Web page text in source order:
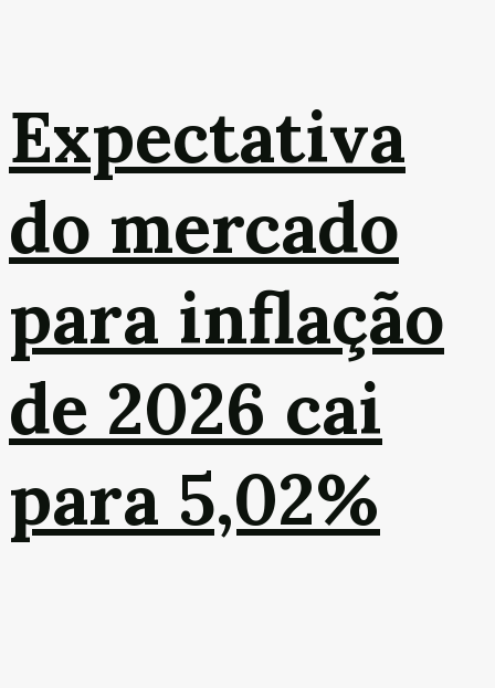
Expectativa
do mercado
para inflação
de 2026 cai
para 5,02%